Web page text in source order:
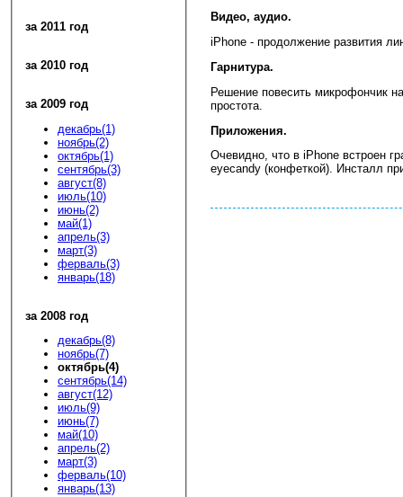
за 2011 год
за 2010 год
за 2009 год
декабрь(1)
ноябрь(2)
октябрь(1)
сентябрь(3)
август(8)
июль(10)
июнь(2)
май(1)
апрель(3)
март(3)
ферваль(3)
январь(18)
за 2008 год
декабрь(8)
ноябрь(7)
октябрь(4)
сентябрь(14)
август(12)
июль(9)
июнь(7)
май(10)
апрель(2)
март(3)
ферваль(10)
январь(13)
Видео, аудио.
iPhone - продолжение развития
Гарнитура.
Решение повесить микрофончик
простота.
Приложения.
Очевидно, что в iPhone встроен
eyecandy (конфеткой). Инсталл